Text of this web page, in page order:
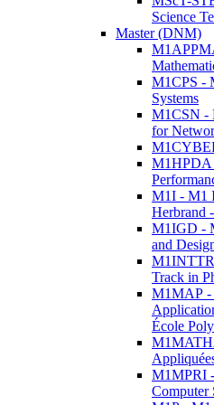
Science
Master (DNM)
M1CPS -
Systems
M1CSN -
for
M1HPDA
M1I - M1
Herbrand
M1IGD -
and
Track in
M1MAP -
École
M1MPRI
Computer